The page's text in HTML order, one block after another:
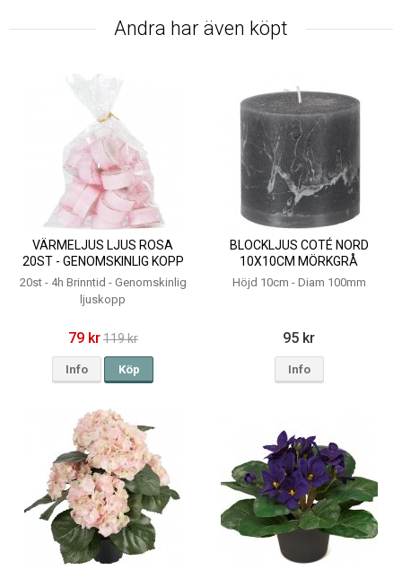
Andra har även köpt
VÄRMELJUS LJUS ROSA
20ST - GENOMSKINLIG KOPP
4H
20st - 4h Brinntid - Genomskinlig
ljuskopp
79 kr119 kr
Info Köp
BLOCKLJUS COTÉ NORD
10X10CM MÖRKGRÅ
Höjd 10cm - Diam 100mm
95 kr
Info